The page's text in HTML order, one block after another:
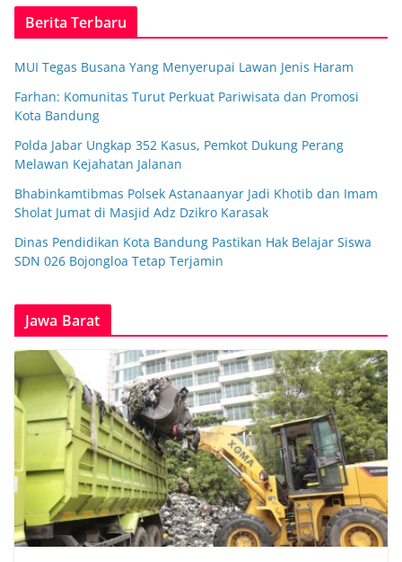
Berita Terbaru
MUI Tegas Busana Yang Menyerupai Lawan Jenis Haram
Farhan: Komunitas Turut Perkuat Pariwisata dan Promosi
Kota Bandung
Polda Jabar Ungkap 352 Kasus, Pemkot Dukung Perang
Melawan Kejahatan Jalanan
Bhabinkamtibmas Polsek Astanaanyar Jadi Khotib dan Imam
Sholat Jumat di Masjid Adz Dzikro Karasak
Dinas Pendidikan Kota Bandung Pastikan Hak Belajar Siswa
SDN 026 Bojongloa Tetap Terjamin
Jawa Barat